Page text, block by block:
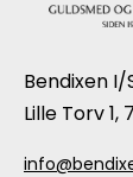
Bendixen I/
Lille Torv 1,